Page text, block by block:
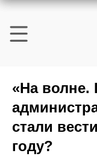
«На волне.
стали
году?